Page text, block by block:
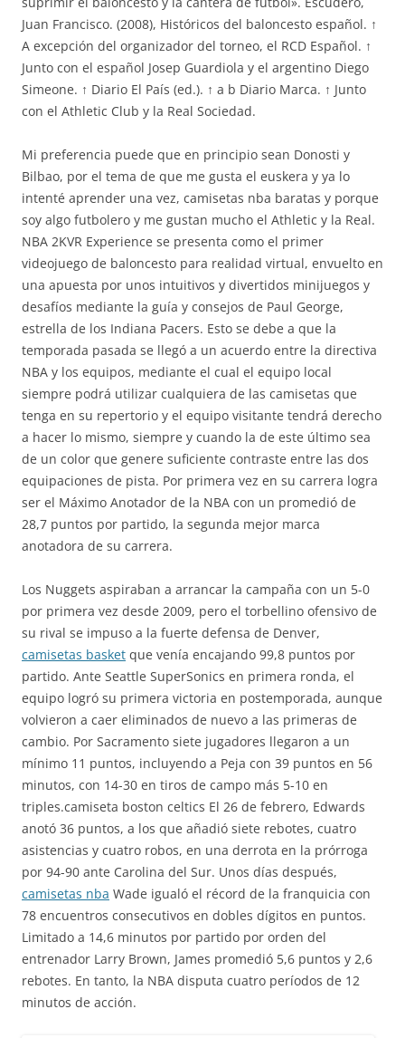
Juan Francisco. (2008), Históricos del baloncesto español. ↑
A excepción del organizador del torneo, el RCD Español. ↑
Junto con el español Josep Guardiola y el argentino Diego
Simeone. ↑ Diario El País (ed.). ↑ a b Diario Marca. ↑ Junto
con el Athletic Club y la Real Sociedad.
Mi preferencia puede que en principio sean Donosti y
Bilbao, por el tema de que me gusta el euskera y ya lo
intenté aprender una vez, camisetas nba baratas y porque
soy algo futbolero y me gustan mucho el Athletic y la Real.
NBA 2KVR Experience se presenta como el primer
videojuego de baloncesto para realidad virtual, envuelto en
una apuesta por unos intuitivos y divertidos minijuegos y
desafíos mediante la guía y consejos de Paul George,
estrella de los Indiana Pacers. Esto se debe a que la
temporada pasada se llegó a un acuerdo entre la directiva
NBA y los equipos, mediante el cual el equipo local
siempre podrá utilizar cualquiera de las camisetas que
tenga en su repertorio y el equipo visitante tendrá derecho
a hacer lo mismo, siempre y cuando la de este último sea
de un color que genere suficiente contraste entre las dos
equipaciones de pista. Por primera vez en su carrera logra
ser el Máximo Anotador de la NBA con un promedió de
28,7 puntos por partido, la segunda mejor marca
anotadora de su carrera.
Los Nuggets aspiraban a arrancar la campaña con un 5-0
por primera vez desde 2009, pero el torbellino ofensivo de
su rival se impuso a la fuerte defensa de Denver,
camisetas basket que venía encajando 99,8 puntos por
partido. Ante Seattle SuperSonics en primera ronda, el
equipo logró su primera victoria en postemporada, aunque
volvieron a caer eliminados de nuevo a las primeras de
cambio. Por Sacramento siete jugadores llegaron a un
mínimo 11 puntos, incluyendo a Peja con 39 puntos en 56
minutos, con 14-30 en tiros de campo más 5-10 en
triples.camiseta boston celtics El 26 de febrero, Edwards
anotó 36 puntos, a los que añadió siete rebotes, cuatro
asistencias y cuatro robos, en una derrota en la prórroga
por 94-90 ante Carolina del Sur. Unos días después,
camisetas nba Wade igualó el récord de la franquicia con
78 encuentros consecutivos en dobles dígitos en puntos.
Limitado a 14,6 minutos por partido por orden del
entrenador Larry Brown, James promedió 5,6 puntos y 2,6
rebotes. En tanto, la NBA disputa cuatro períodos de 12
minutos de acción.